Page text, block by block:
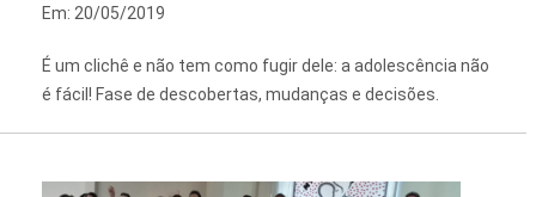
Em: 20/05/2019
É um clichê e não tem como fugir dele: a adolescência não
é fácil! Fase de descobertas, mudanças e decisões.